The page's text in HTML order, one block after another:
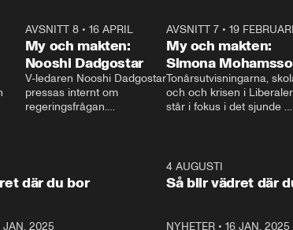
AVSNITT 8• 16 APRIL
My och makten:
Nooshi Dadgostar
V-ledaren Nooshi Dadgostar
pressas internt om
regeringsfrågan.
– Vi ställer upp i val. Ska vi
vara med så sitter vi förstås
AVSNITT 7• 19 FEBRUARI
My och makten:
Simona
Tonårsutvisningarna,
och och krisen i
står i fokus i det sjunde
kommentator My
Rohwedder ställer
utbildnings- och
Mohamsson till svars.
där du bor
4 AUGUSTI
Så blir vädret där
JAN. 2025 NYHETER• 16 JAN. 2025